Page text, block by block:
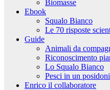
Biomasse
Ebook
Squalo Bianco
Le 70 risposte
Guide
Animali da
Riconoscimento
Lo Squalo Bianco
Pesci in un
Enrico il collaboratore